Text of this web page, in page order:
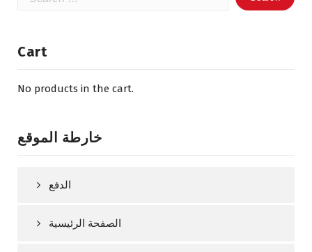
Cart
No products in the cart.
خارطة الموقع
الدفع
الصفحة الرئيسية